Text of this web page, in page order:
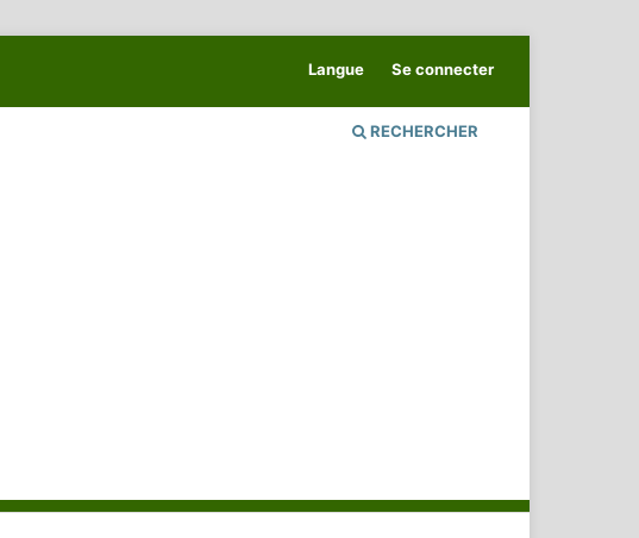
RECHERCHER
Langue Se connecter